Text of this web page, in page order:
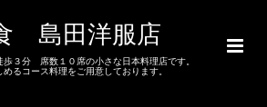
島田洋服店
歩３分 席数１０席の小さな日本料理店です。
めるコース料理をご用意しております。